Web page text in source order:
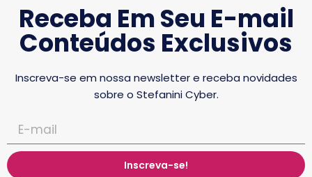
Receba Em Seu E-mail
Conteúdos Exclusivos
Inscreva-se em nossa newsletter e receba novidades
sobre o Stefanini Cyber.
Inscreva-se!